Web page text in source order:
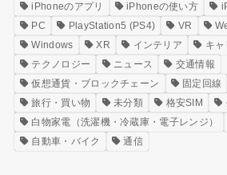
iPhoneのアプリ
iPhoneの使い方
PC
PlayStation5 (PS4) VR
Windows
XR インテリア キャ
テクノロジー
ニュース
交通情報
仮想通貨・ブロックチェーン
固定回線
旅行・買い物
未分類 格安SIM
白物家電（洗濯機・冷蔵庫・電子レンジ）
自動車・バイク
通信